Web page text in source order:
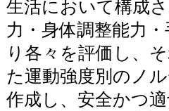
生活において構成
力・身体調整能力
り各々を評価し、
た運動強度別のノ
作成し、安全かつ